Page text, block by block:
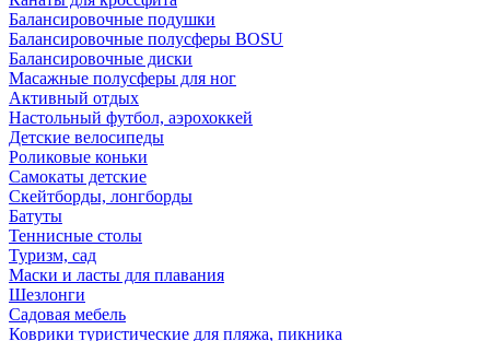
Балансировочные подушки
Балансировочные полусферы BOSU
Балансировочные диски
Масажные полусферы для ног
Активный отдых
Настольный футбол, аэрохоккей
Детские велосипеды
Роликовые коньки
Самокаты детские
Скейтборды, лонгборды
Батуты
Теннисные столы
Туризм, сад
Маски и ласты для плавания
Шезлонги
Садовая мебель
Коврики туристические для пляжа, пикника